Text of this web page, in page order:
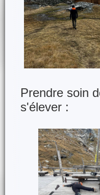
Prendre soin
s'élever :